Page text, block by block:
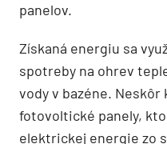
panelov.
Získaná energiu sa
spotreby na ohrev
vody v bazéne. Neskôr
fotovoltické panely,
elektrickej energie zo